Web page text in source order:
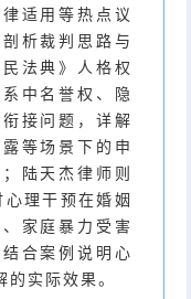
适用等热点议
析裁判思路与
法典》人格权
中名誉权、隐
接问题，详解
等场景下的申
陆天杰律师则
心理干预在婚姻
家庭暴力受害
合案例说明心
实际效果。